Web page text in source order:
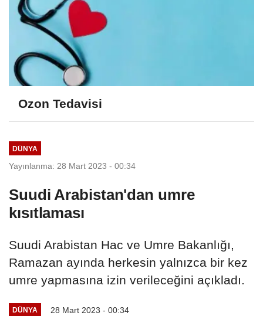
Ozon Tedavisi
DÜNYA
Yayınlanma: 28 Mart 2023 - 00:34
Suudi Arabistan'dan umre
kısıtlaması
Suudi Arabistan Hac ve Umre Bakanlığı,
Ramazan ayında herkesin yalnızca bir kez
umre yapmasına izin verileceğini açıkladı.
DÜNYA 28 Mart 2023 - 00:34